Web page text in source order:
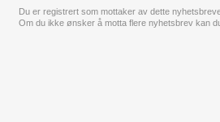
Du er registrert som mottaker av dette
Om du ikke ønsker å motta flere nyhetsbrev kan